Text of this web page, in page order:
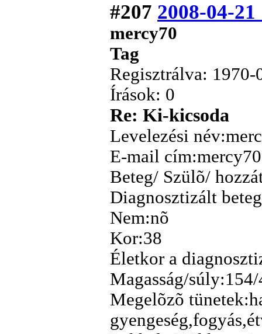
#207 2008-04-21
mercy70
Tag
Regisztrálva: 1970-
Írások: 0
Re: Ki-kicsoda
Levelezési
E-mail
Beteg/ Szülõ/
Diagnosztizált
Nem:nõ
Kor:38
Életkor a
Magasság/
Megelõzõ